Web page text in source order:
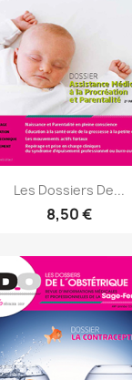
Les Dossiers De...
8,50 €